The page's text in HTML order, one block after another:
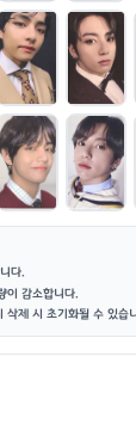
다.
이 감소합니다.
삭제 시 초기화될 수 있습